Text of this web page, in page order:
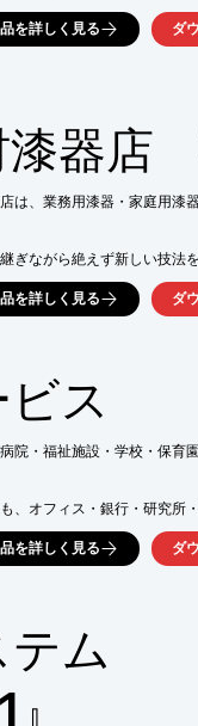
、プロの厳しい目で納得のい
案内も可能です。
寿司皿
を詳しく見る ダ
漆器店
は、業務用漆器・家庭用漆
ぎながら絶えず新しい技法を
発に努めてきました。
れ、第3回ものづくり日本大
ります。
ンカートクック事業の5部門
イド（受注製作）も受け付
に、お問い合わせください。
器（文庫・椀・お盆など）
リジナル商品「陶漆（とうし
い機が使える木製漆器ブラ
を詳しく見る ダ
ス
院・福祉施設・学校・保育
、オフィス・銀行・研究所
栄養補給のニーズは様々です
ウとお客様とのコミュニケー
ったお食事のご提供に真摯
ヘルシーメニューなど、お客
うなメニュー開発と技術力
ウンロードしていただくか
を詳しく見る ダ
ム